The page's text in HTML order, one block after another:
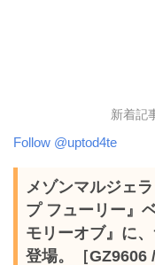
新着記
Follow @uptod4te
メゾンマルジェ
プ フューリー』
モリーオブ』に
登場。［GZ9606 /